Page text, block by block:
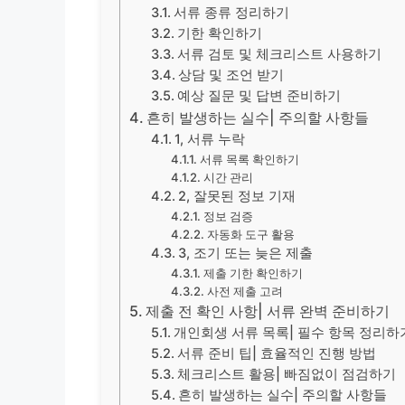
서류 종류 정리하기
기한 확인하기
서류 검토 및 체크리스트 사용하기
상담 및 조언 받기
예상 질문 및 답변 준비하기
흔히 발생하는 실수| 주의할 사항들
1, 서류 누락
서류 목록 확인하기
시간 관리
2, 잘못된 정보 기재
정보 검증
자동화 도구 활용
3, 조기 또는 늦은 제출
제출 기한 확인하기
사전 제출 고려
제출 전 확인 사항| 서류 완벽 준비하기
개인회생 서류 목록| 필수 항목 정리하
서류 준비 팁| 효율적인 진행 방법
체크리스트 활용| 빠짐없이 점검하기
흔히 발생하는 실수| 주의할 사항들